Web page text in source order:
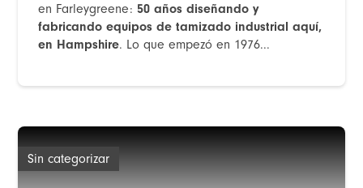
en Farleygreene:50 años diseñando y
fabricando equipos de tamizado industrial aquí,
en Hampshire. Lo que empezó en 1976...
Sin categorizar